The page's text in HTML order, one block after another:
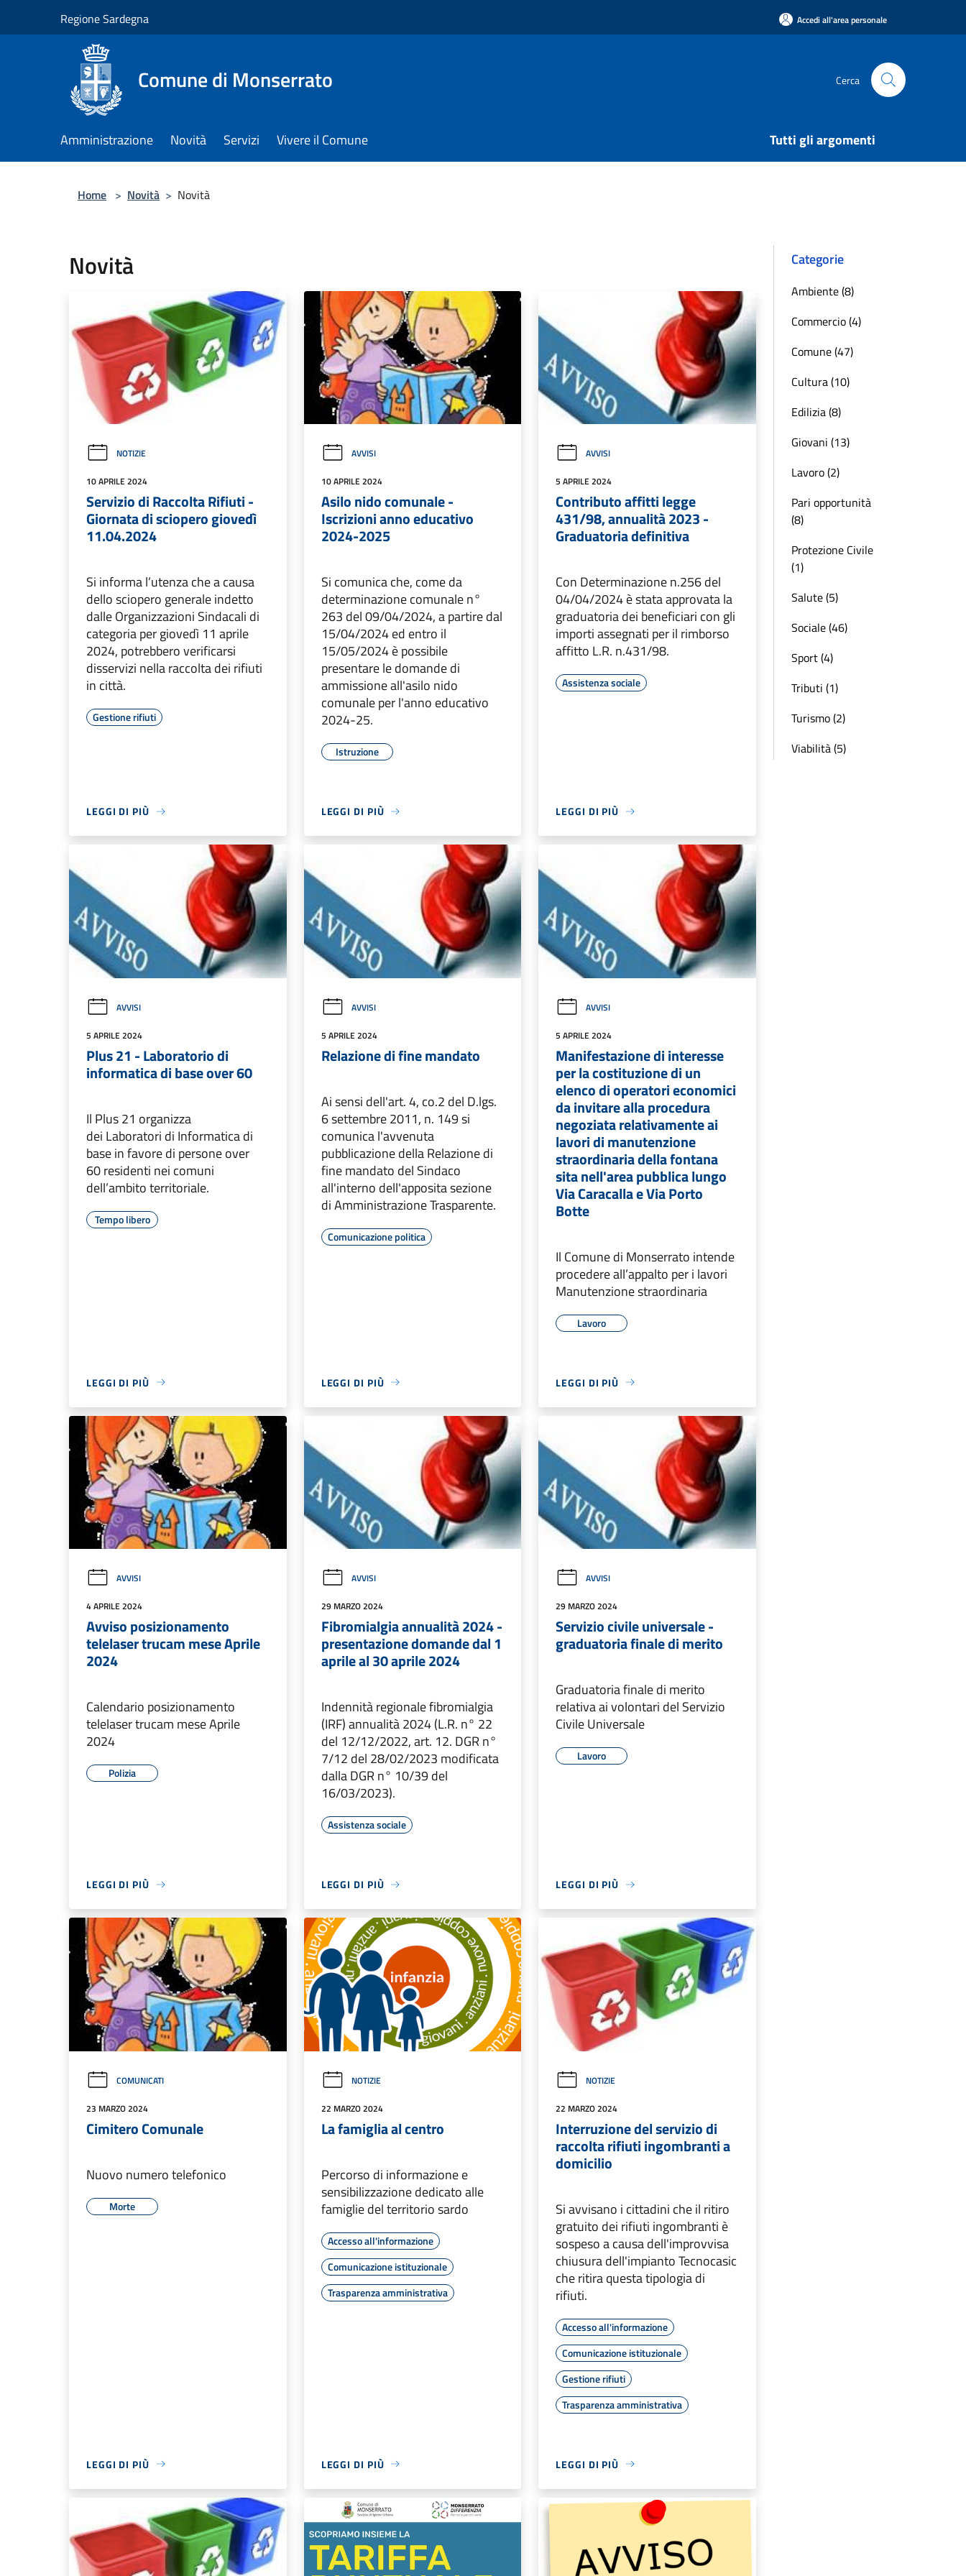
Regione Sardegna Accedi all'area personale
Comune di Monserrato Cerca
Amministrazione Novità Servizi Vivere il Comune Tutti gli argomenti
Home > Novità > Novità
Novità
NOTIZIE
10 APRILE 2024
Servizio di Raccolta Rifiuti -
Giornata di sciopero giovedì
11.04.2024
Si informa l’utenza che a causa
dello sciopero generale indetto
dalle Organizzazioni Sindacali di
categoria per giovedì 11 aprile
2024, potrebbero verificarsi
disservizi nella raccolta dei rifiuti
in città.
Gestione rifiuti
LEGGI DI PIÙ
AVVISI
10 APRILE 2024
Asilo nido comunale -
Iscrizioni anno educativo
2024-2025
Si comunica che, come da
determinazione comunale n°
263 del 09/04/2024, a partire dal
15/04/2024 ed entro il
15/05/2024 è possibile
presentare le domande di
ammissione all'asilo nido
comunale per l'anno educativo
2024-25.
Istruzione
LEGGI DI PIÙ
AVVISI
5 APRILE 2024
Contributo affitti legge
431/98, annualità 2023 -
Graduatoria definitiva
Con Determinazione n.256 del
04/04/2024 è stata approvata la
graduatoria dei beneficiari con gli
importi assegnati per il rimborso
affitto L.R. n.431/98.
Assistenza sociale
LEGGI DI PIÙ
AVVISI
5 APRILE 2024
Plus 21 - Laboratorio di
informatica di base over 60
Il Plus 21 organizza
dei Laboratori di Informatica di
base in favore di persone over
60 residenti nei comuni
dell’ambito territoriale.
Tempo libero
LEGGI DI PIÙ
AVVISI
5 APRILE 2024
Relazione di fine mandato
Ai sensi dell'art. 4, co.2 del D.lgs.
6 settembre 2011, n. 149 si
comunica l'avvenuta
pubblicazione della Relazione di
fine mandato del Sindaco
all'interno dell'apposita sezione
di Amministrazione Trasparente.
Comunicazione politica
LEGGI DI PIÙ
AVVISI
5 APRILE 2024
Manifestazione di interesse
per la costituzione di un
elenco di operatori economici
da invitare alla procedura
negoziata relativamente ai
lavori di manutenzione
straordinaria della fontana
sita nell'area pubblica lungo
Via Caracalla e Via Porto
Botte
Il Comune di Monserrato intende
procedere all’appalto per i lavori
Manutenzione straordinaria
Lavoro
LEGGI DI PIÙ
AVVISI
4 APRILE 2024
Avviso posizionamento
telelaser trucam mese Aprile
2024
Calendario posizionamento
telelaser trucam mese Aprile
2024
Polizia
LEGGI DI PIÙ
AVVISI
29 MARZO 2024
Fibromialgia annualità 2024 -
presentazione domande dal 1
aprile al 30 aprile 2024
Indennità regionale fibromialgia
(IRF) annualità 2024 (L.R. n° 22
del 12/12/2022, art. 12. DGR n°
7/12 del 28/02/2023 modificata
dalla DGR n° 10/39 del
16/03/2023).
Assistenza sociale
LEGGI DI PIÙ
AVVISI
29 MARZO 2024
Servizio civile universale -
graduatoria finale di merito
Graduatoria finale di merito
relativa ai volontari del Servizio
Civile Universale
Lavoro
LEGGI DI PIÙ
COMUNICATI
23 MARZO 2024
Cimitero Comunale
Nuovo numero telefonico
Morte
LEGGI DI PIÙ
NOTIZIE
22 MARZO 2024
La famiglia al centro
Percorso di informazione e
sensibilizzazione dedicato alle
famiglie del territorio sardo
Accesso all'informazione
Comunicazione istituzionale
Trasparenza amministrativa
LEGGI DI PIÙ
NOTIZIE
22 MARZO 2024
Interruzione del servizio di
raccolta rifiuti ingombranti a
domicilio
Si avvisano i cittadini che il ritiro
gratuito dei rifiuti ingombranti è
sospeso a causa dell'improvvisa
chiusura dell'impianto Tecnocasic
che ritira questa tipologia di
rifiuti.
Accesso all'informazione
Comunicazione istituzionale
Gestione rifiuti
Trasparenza amministrativa
LEGGI DI PIÙ
Categorie
Ambiente (8)
Commercio (4)
Comune (47)
Cultura (10)
Edilizia (8)
Giovani (13)
Lavoro (2)
Pari opportunità
(8)
Protezione Civile
(1)
Salute (5)
Sociale (46)
Sport (4)
Tributi (1)
Turismo (2)
Viabilità (5)